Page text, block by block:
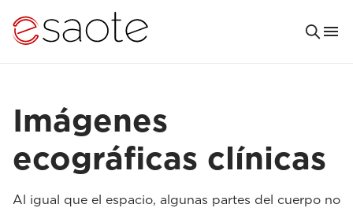
Imágenes
ecográficas clínicas
Al igual que el espacio, algunas partes del cuerpo no